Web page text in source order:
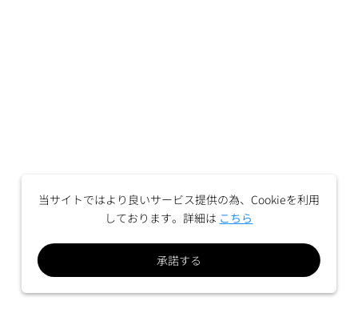
当サイトではより良いサービス提供の為、Cookieを利用
しております。詳細は こちら
承諾する